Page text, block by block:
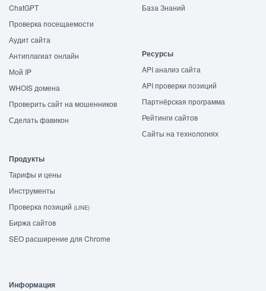
ChatGPT
Проверка посещаемости
Аудит сайта
Антиплагиат онлайн
Мой IP
WHOIS домена
Проверить сайт на мошенников
Сделать фавикон
База Знаний
Ресурсы
API анализ сайта
API проверки позиций
Партнёрская программа
Рейтинги сайтов
Сайты на технологиях
Продукты
Тарифы и цены
Инструменты
Проверка позиций (LINE)
Биржа сайтов
SEO расширение для Chrome
Информация